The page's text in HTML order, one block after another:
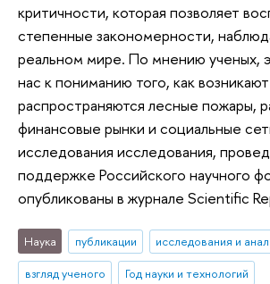
критичности, которая позволяет
степенные закономерности,
реальном мире. По мнению ученых,
нас к пониманию того, как
распространяются лесные пожары,
финансовые рынки и социальные
исследования исследования,
поддержке Российского научного
опубликованы в журнале Scientific
Наука публикации
исследования и
взгляд ученого
Год науки и технологий